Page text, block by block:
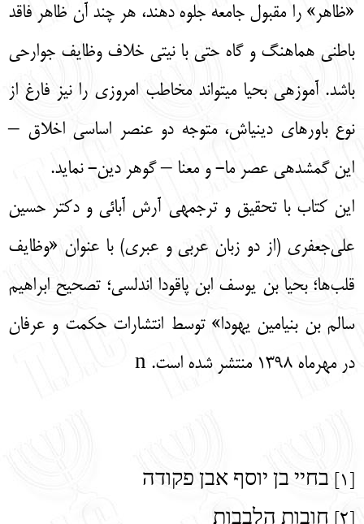
«ظاهر» را مقبول جامعه جلوه دهند، هر چند آن ظاهر فاقد
باطنی هماهنگ و گاه حتی با نیتی خلاف وظایف جوارحی
باشد. آموزه­ی بحیا می­تواند مخاطب امروزی را نیز فارغ از
نوع باورهای دینی­اش، متوجه دو عنصر اساسی اخلاق –
این گمشده­ی عصر ما- و معنا – گوهر دین- نماید.
این کتاب با تحقیق و ترجمه­ی آرش آبائی و دکتر حسین
علی‌جعفری (از دو زبان عربی و عبری) با عنوان «وظایف
قلب‌ها؛ بحیا بن یوسف ابن پاقودا اندلسی؛ تصحیح ابراهیم
سالم بن بنیامین یهودا» توسط انتشارات حکمت و عرفان
در مهرماه ‏۱۳۹8 منتشر شده است. n